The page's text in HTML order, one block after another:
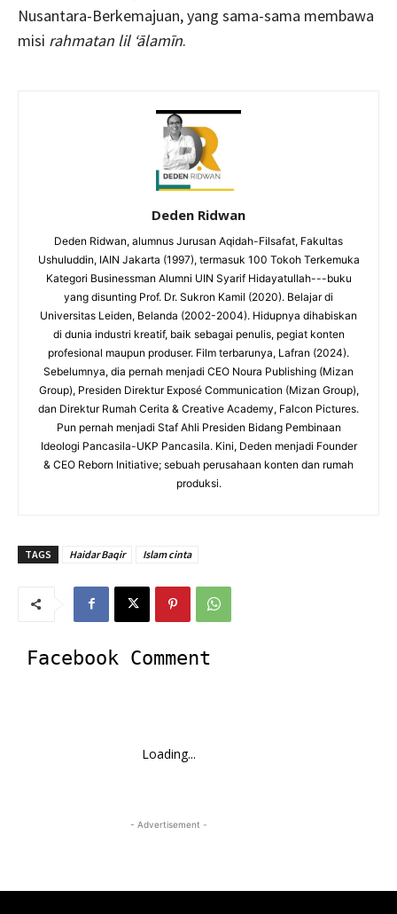
Nusantara-Berkemajuan, yang sama-sama membawa
misi rahmatan lil ‘ālamīn.
Deden Ridwan
Deden Ridwan, alumnus Jurusan Aqidah-Filsafat, Fakultas
Ushuluddin, IAIN Jakarta (1997), termasuk 100 Tokoh Terkemuka
Kategori Businessman Alumni UIN Syarif Hidayatullah---buku
yang disunting Prof. Dr. Sukron Kamil (2020). Belajar di
Universitas Leiden, Belanda (2002-2004). Hidupnya dihabiskan
di dunia industri kreatif, baik sebagai penulis, pegiat konten
profesional maupun produser. Film terbarunya, Lafran (2024).
Sebelumnya, dia pernah menjadi CEO Noura Publishing (Mizan
Group), Presiden Direktur Exposé Communication (Mizan Group),
dan Direktur Rumah Cerita & Creative Academy, Falcon Pictures.
Pun pernah menjadi Staf Ahli Presiden Bidang Pembinaan
Ideologi Pancasila-UKP Pancasila. Kini, Deden menjadi Founder
& CEO Reborn Initiative; sebuah perusahaan konten dan rumah
produksi.
TAGS Haidar Baqir Islam cinta
Facebook Comment
Loading...
- Advertisement -